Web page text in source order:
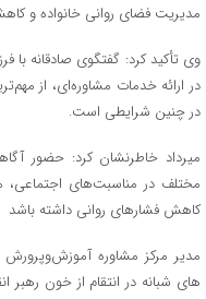
مدیریت فضای روانی خانواده و
وی تأکید کرد: گفتگوی صادقانه با
در ارائه خدمات مشاوره‌ای، از
در چنین شرایطی است.
میرداد خاطرنشان کرد: حضور
مختلف در مناسبت‌های
کاهش فشارهای روانی داشته باشد
مدیر مرکز مشاوره آموزش‌وپرورش
های شبانه در انتقام از خون رهبر